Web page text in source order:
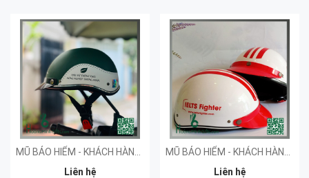
Liên hệ
Liên hệ